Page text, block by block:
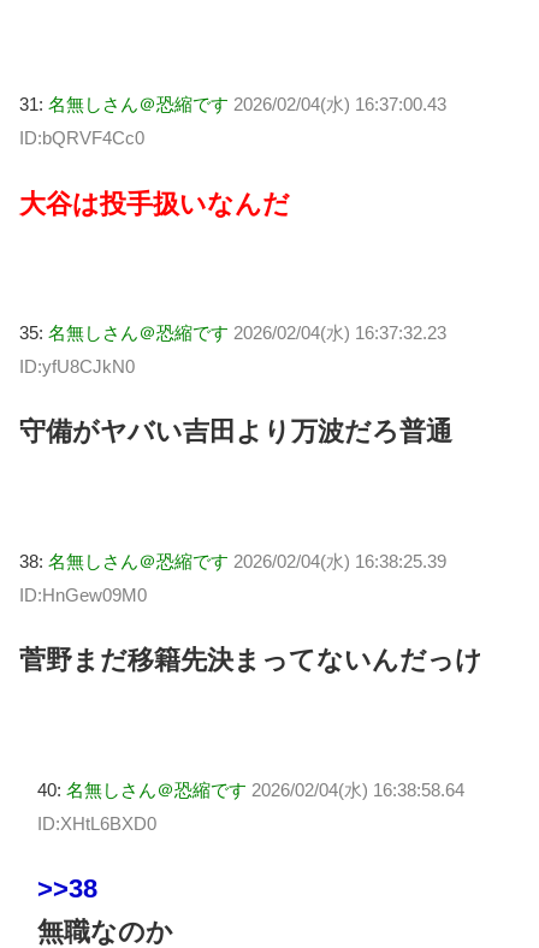
31: 名無しさん＠恐縮です 2026/02/04(水) 16:37:00.43
ID:bQRVF4Cc0
大谷は投手扱いなんだ
35: 名無しさん＠恐縮です 2026/02/04(水) 16:37:32.23
ID:yfU8CJkN0
守備がヤバい吉田より万波だろ普通
38: 名無しさん＠恐縮です 2026/02/04(水) 16:38:25.39
ID:HnGew09M0
菅野まだ移籍先決まってないんだっけ
40: 名無しさん＠恐縮です 2026/02/04(水) 16:38:58.64
ID:XHtL6BXD0
>>38
無職なのか